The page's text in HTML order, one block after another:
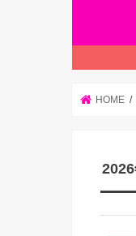
HOME
2026